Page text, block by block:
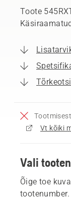
Toote
Vt kõiki
Vali
Õige toe
tootenumber.